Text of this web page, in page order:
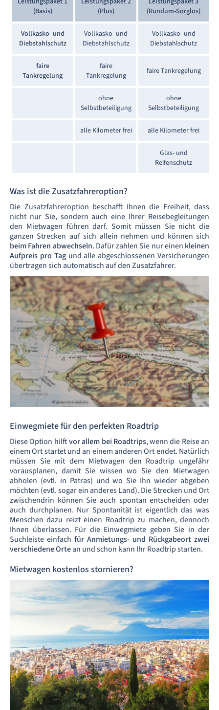
(Basis)
(Plus)
(Rundum-Sorglos)
Vollkasko- und
Diebstahlschutz
Vollkasko- und
Diebstahlschutz
Vollkasko- und
Diebstahlschutz
faire
Tankregelung
faire
Tankregelung
faire Tankregelung
ohne
Selbstbeteiligung
ohne
Selbstbeteiligung
alle Kilometer frei alle Kilometer frei
Glas- und
Reifenschutz
Was ist die Zusatzfahreroption?
Die Zusatzfahreroption beschafft Ihnen die Freiheit, dass
nicht nur Sie, sondern auch eine Ihrer Reisebegleitungen
den Mietwagen führen darf. Somit müssen Sie nicht die
ganzen Strecken auf sich allein nehmen und können sich
beim Fahren abwechseln. Dafür zahlen Sie nur einen kleinen
Aufpreis pro Tagund alle abgeschlossenen Versicherungen
übertragen sich automatisch auf den Zusatzfahrer.
Einwegmiete für den perfekten Roadtrip
Diese Option hilftvor allem bei Roadtrips, wenn die Reise an
einem Ort startet und an einem anderen Ort endet. Natürlich
müssen Sie mit dem Mietwagen den Roadtrip ungefähr
vorausplanen, damit Sie wissen wo Sie den Mietwagen
abholen (evtl. in Patras) und wo Sie Ihn wieder abgeben
möchten (evtl. sogar ein anderes Land). Die Strecken und Ort
zwischendrin können Sie auch spontan entscheiden oder
auch durchplanen. Nur Spontanität ist eigentlich das was
Menschen dazu reizt einen Roadtrip zu machen, dennoch
Ihnen überlassen. Für die Einwegmiete geben Sie in der
Suchleiste einfach für Anmietungs- und Rückgabeort zwei
verschiedene Ortean und schon kann Ihr Roadtrip starten.
Mietwagen kostenlos stornieren?